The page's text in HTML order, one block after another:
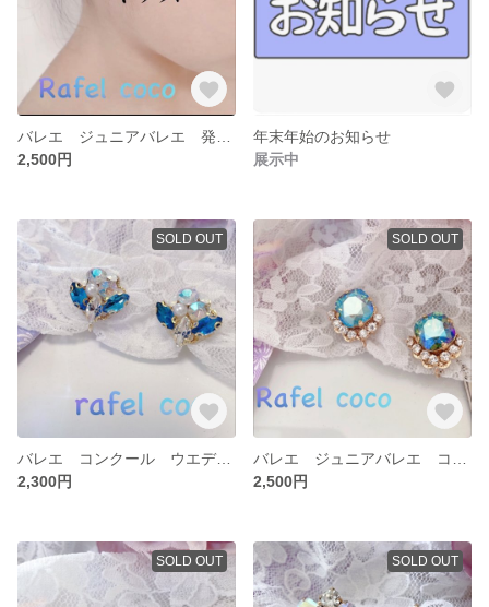
2,500円
年末年始のお知らせ
展示中
SOLD OUT
バレエ コンクール ウエディング キッズバレエ ジュニアバリエーション 舞台 発表会 サムシングブルー イヤリング
2,300円
SOLD OUT
2,500円
SOLD OUT SOLD OUT